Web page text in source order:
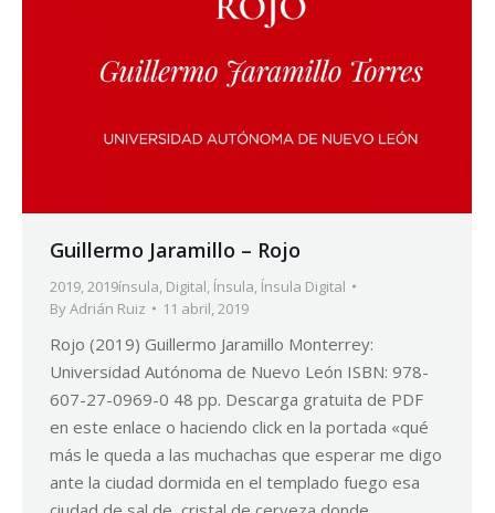
Guillermo Jaramillo – Rojo
2019,2019ínsula, Digital, Ínsula, Ínsula Digital
ByAdrián Ruiz 11 abril, 2019
Rojo (2019) Guillermo Jaramillo Monterrey:
Universidad Autónoma de Nuevo León ISBN: 978-
607-27-0969-0 48 pp. Descarga gratuita de PDF
en este enlace o haciendo click en la portada «qué
más le queda a las muchachas que esperar me digo
ante la ciudad dormida en el templado fuego esa